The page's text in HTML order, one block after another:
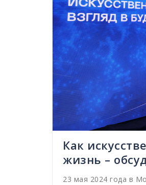
Как
жизнь –
23 мая 2024 года в